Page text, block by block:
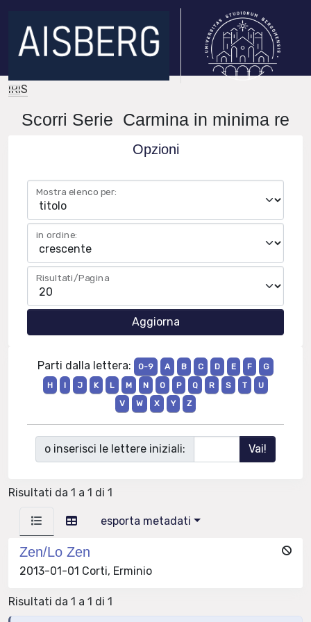
IRIS
Scorri Serie Carmina in minima re
Opzioni
Mostra elenco per:
in ordine:
Risultati/Pagina
Parti dalla lettera: 0-9 A B C D E F
G
H
I J K L M N O P Q R S T
U
V
W X Y Z
o inserisci le lettere iniziali:
Risultati da 1 a 1 di 1
esporta metadati
Zen/Lo Zen
2013-01-01 Corti, Erminio
Risultati da 1 a 1 di 1